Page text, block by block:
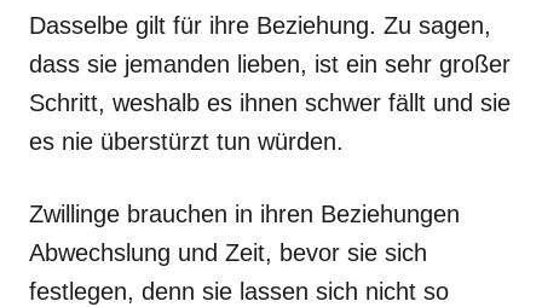
Dasselbe gilt für ihre Beziehung. Zu sagen,
dass sie jemanden lieben, ist ein sehr großer
Schritt, weshalb es ihnen schwer fällt und sie
es nie überstürzt tun würden.
Zwillinge brauchen in ihren Beziehungen
Abwechslung und Zeit, bevor sie sich
festlegen, denn sie lassen sich nicht so